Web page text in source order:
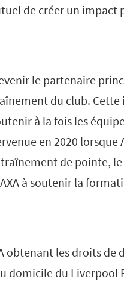
de créer un
le partenaire
du club. Cette
à la fois les
en 2020 lorsque
de pointe, le
à soutenir la
obtenant les droits
domicile du Liverpool